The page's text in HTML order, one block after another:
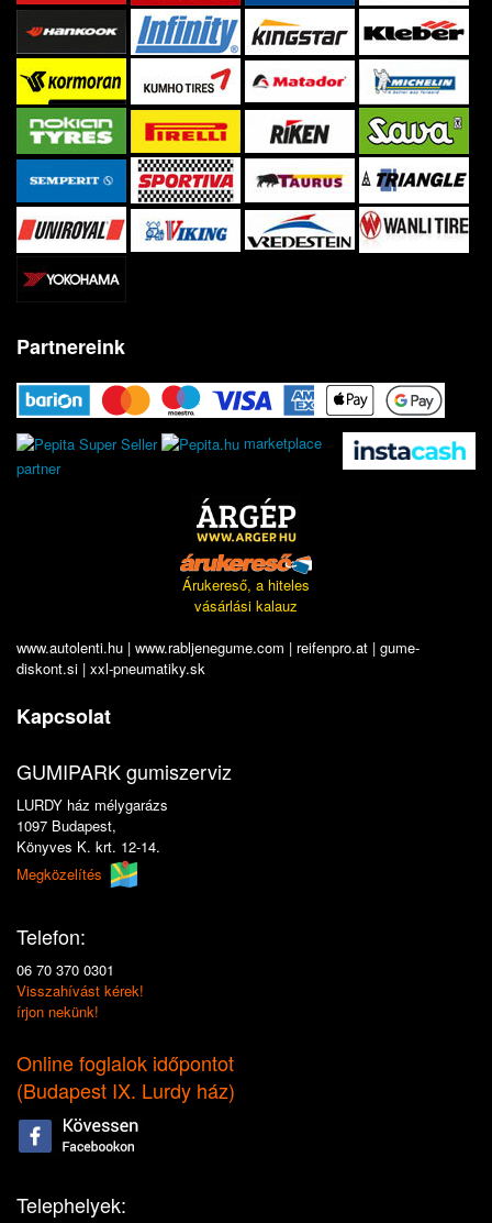
Partnereink
marketplace
partner
Árukereső, a hiteles
vásárlási kalauz
www.autolenti.hu | www.rabljenegume.com | reifenpro.at | gume-
diskont.si | xxl-pneumatiky.sk
Kapcsolat
GUMIPARK gumiszerviz
LURDY ház mélygarázs
1097 Budapest,
Könyves K. krt. 12-14.
Megközelítés
Telefon:
06 70 370 0301
Visszahívást kérek!
írjon nekünk!
Online foglalok időpontot
(Budapest IX. Lurdy ház)
Telephelyek: